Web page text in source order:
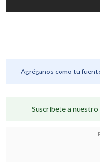
Agréganos como tu
Suscríbete a nuestro